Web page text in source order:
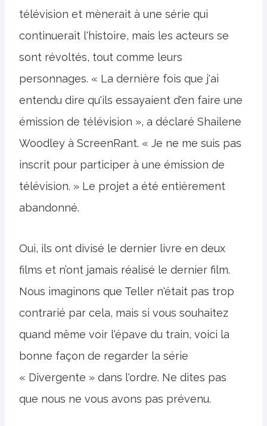
télévision et mènerait à une série qui
continuerait l'histoire, mais les acteurs se
sont révoltés, tout comme leurs
personnages. « La dernière fois que j'ai
entendu dire qu'ils essayaient d'en faire une
émission de télévision », a déclaré Shailene
Woodley à ScreenRant. « Je ne me suis pas
inscrit pour participer à une émission de
télévision. » Le projet a été entièrement
abandonné.
Oui, ils ont divisé le dernier livre en deux
films et n’ont jamais réalisé le dernier film.
Nous imaginons que Teller n'était pas trop
contrarié par cela, mais si vous souhaitez
quand même voir l'épave du train, voici la
bonne façon de regarder la série
« Divergente » dans l'ordre. Ne dites pas
que nous ne vous avons pas prévenu.